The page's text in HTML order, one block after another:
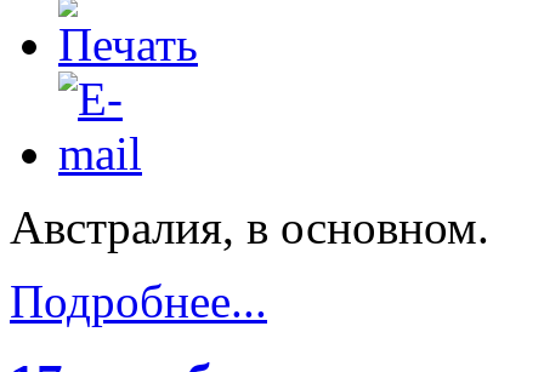
Австралия, в основном.
Подробнее...